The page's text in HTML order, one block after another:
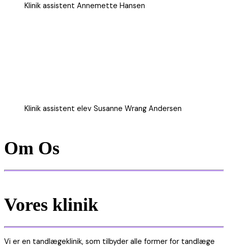
Klinik assistent Annemette Hansen
Klinik assistent elev Susanne Wrang Andersen
Om Os
Vores klinik
Vi er en tandlægeklinik, som tilbyder alle former for tandlæge